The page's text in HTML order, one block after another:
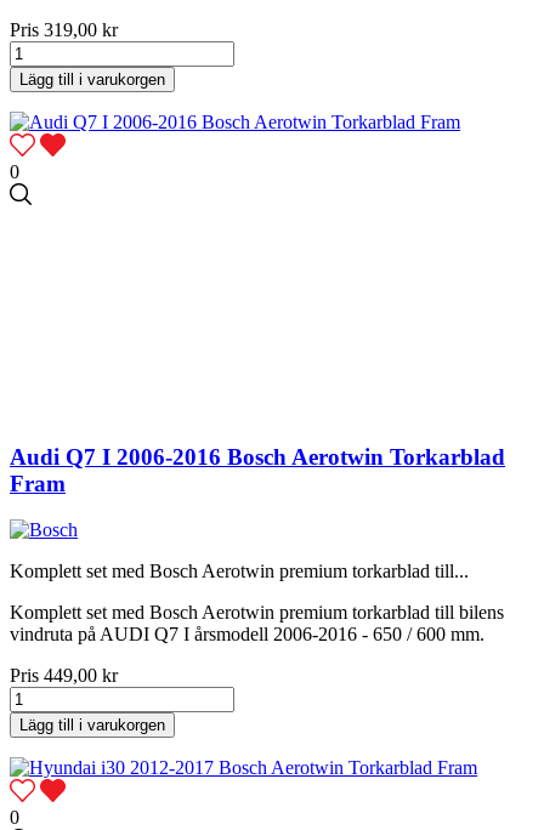
Pris 319,00 kr
Lägg till i varukorgen
0
Audi Q7 I 2006-2016 Bosch Aerotwin Torkarblad
Fram
Komplett set med Bosch Aerotwin premium torkarblad till...
Komplett set med Bosch Aerotwin premium torkarblad till bilens
vindruta på AUDI Q7 I årsmodell 2006-2016 - 650 / 600 mm.
Pris 449,00 kr
Lägg till i varukorgen
0